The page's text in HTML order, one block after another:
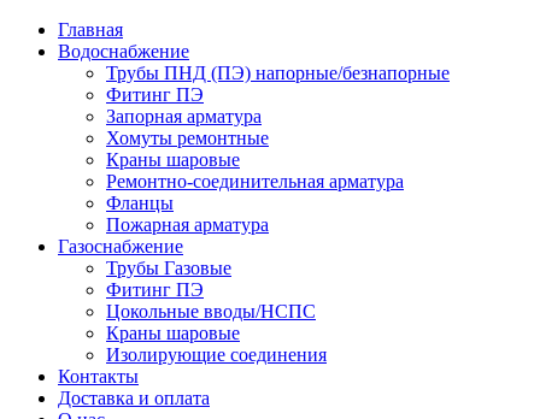
Главная
Водоснабжение
Трубы ПНД (ПЭ) напорные/безнапорные
Фитинг ПЭ
Запорная арматура
Хомуты ремонтные
Краны шаровые
Ремонтно-соединительная арматура
Фланцы
Пожарная арматура
Газоснабжение
Трубы Газовые
Фитинг ПЭ
Цокольные вводы/НСПС
Краны шаровые
Изолирующие соединения
Контакты
Доставка и оплата